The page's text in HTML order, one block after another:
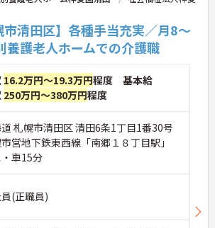
市清田区】各種手当充実／月8～
養護老人ホームでの介護職
16.2万円～19.3万円程度 基本給
250万円～380万円程度
札幌市清田区 清田6条1丁目1番30号
営地下鉄東西線「南郷１８丁目駅」
車15分
(正職員)